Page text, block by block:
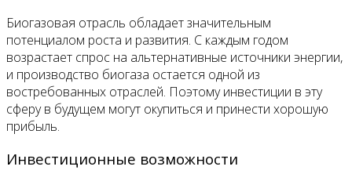
Биогазовая отрасль обладает значительным
потенциалом роста и развития. С каждым годом
возрастает спрос на альтернативные источники энергии,
и производство биогаза остается одной из
востребованных отраслей. Поэтому инвестиции в эту
сферу в будущем могут окупиться и принести хорошую
прибыль.
Инвестиционные возможности